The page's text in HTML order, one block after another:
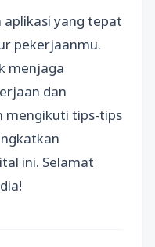
yang tepat
pekerjaanmu.
menjaga
dan
mengikuti tips-tips
ini. Selamat